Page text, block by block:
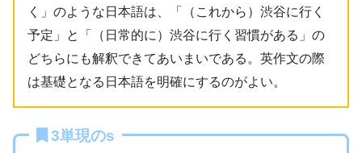
く」のような日本語は、「（これから）渋谷に行く
予定」と「（日常的に）渋谷に行く習慣がある」の
どちらにも解釈できてあいまいである。英作文の際
は基礎となる日本語を明確にするのがよい。
3単現のs